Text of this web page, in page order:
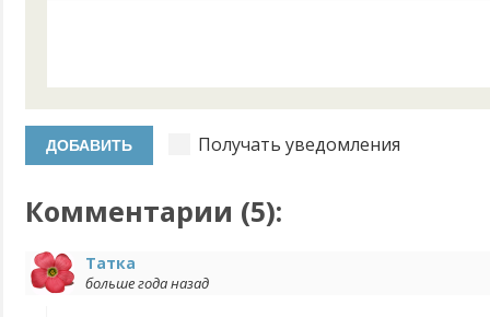
Получать уведомления
Комментарии (5):
Татка
больше года назад